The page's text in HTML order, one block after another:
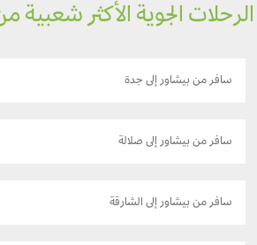
الرحلات الجوية الأكثر شعبية
سافر من بيشاور إلى جدة
سافر من بيشاور إلى صلالة
سافر من بيشاور إلى الشارقة